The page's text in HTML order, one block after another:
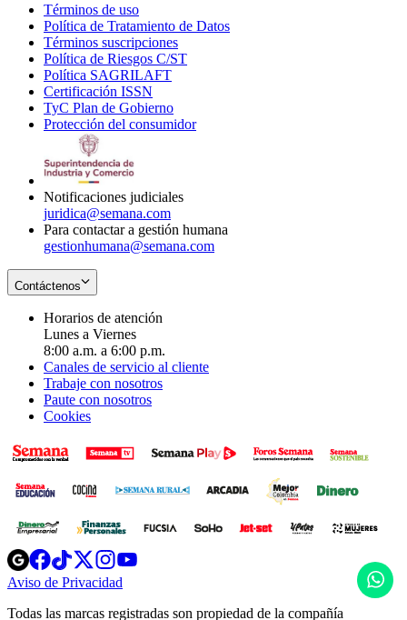
Términos de uso
in
new
window
Política de Tratamiento de Datos
Términos suscripciones
in
Política de Riesgos C/ST
Política SAGRILAFT
new
window
Certificación ISSN
in
new
TyC Plan de Gobierno
in
Protección del consumidorOpens
Notificaciones judiciales
juridica@semana.com
Para contactar a gestión humana
gestionhumana@semana.com
Contáctenos
Horarios de atención
Lunes a Viernes
8:00 a.m. a 6:00 p.m.
Canales de servicio al cliente
Trabaje con nosotros
Paute con nosotros
Cookies
Opens
in
new
Opens
in
new
Opens
in
new
window
Opens
new
windowwindow
Aviso de Privacidad
new
Todas las marcas registradas son propiedad de la compañía